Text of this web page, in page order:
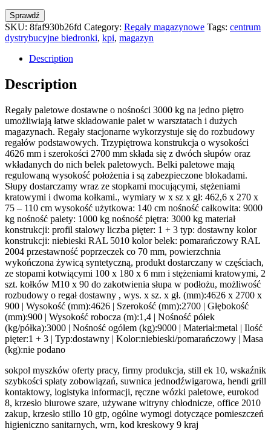
Sprawdź
SKU: 8faf930b26fd Category: Regały magazynowe Tags: centrum
dystrybucyjne biedronki, kpi, magazyn
Description
Description
Regały paletowe dostawne o nośności 3000 kg na jedno piętro
umożliwiają łatwe składowanie palet w warsztatach i dużych
magazynach. Regały stacjonarne wykorzystuje się do rozbudowy
regałów podstawowych. Trzypiętrowa konstrukcja o wysokości
4626 mm i szerokości 2700 mm składa się z dwóch słupów oraz
wkładanych do nich belek paletowych. Belki paletowe mają
regulowaną wysokość położenia i są zabezpieczone blokadami.
Słupy dostarczamy wraz ze stopkami mocującymi, stężeniami
kratowymi i dwoma kołkami., wymiary w x sz x gł: 462,6 x 270 x
75 – 110 cm wysokość użytkowa: 140 cm nośność całkowita: 9000
kg nośność palety: 1000 kg nośność piętra: 3000 kg materiał
konstrukcji: profil stalowy liczba pięter: 1 + 3 typ: dostawny kolor
konstrukcji: niebieski RAL 5010 kolor belek: pomarańczowy RAL
2004 przestawność poprzeczek co 70 mm, powierzchnia
wykończona żywicą syntetyczną, produkt dostarczany w częściach,
ze stopami kotwiącymi 100 x 180 x 6 mm i stężeniami kratowymi, 2
szt. kołków M10 x 90 do zakotwienia słupa w podłożu, możliwość
rozbudowy o regał dostawny , wys. x sz. x gł. (mm):4626 x 2700 x
900 | Wysokość (mm):4626 | Szerokość (mm):2700 | Głębokość
(mm):900 | Wysokość robocza (m):1,4 | Nośność półek
(kg/półka):3000 | Nośność ogólem (kg):9000 | Materiał:metal | Ilość
pięter:1 + 3 | Typ:dostawny | Kolor:niebieski/pomarańczowy | Masa
(kg):nie podano
sokpol myszków oferty pracy, firmy produkcja, still ek 10, wskaźnik
szybkości spłaty zobowiązań, suwnica jednodźwigarowa, hendi grill
kontaktowy, logistyka informacji, ręczne wózki paletowe, eurokod
8, krzesło biurowe szare, używane witryny chłodnicze, office 2010
zakup, krzesło stillo 10 gtp, ogólne wymogi dotyczące pomieszczeń
higieniczno sanitarnych, wrn, kod kreskowy 9 kraj